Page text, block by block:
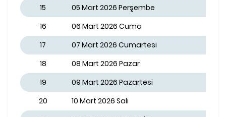
15
05 Mart 2026 Perşembe
16
06 Mart 2026 Cuma
17
07 Mart 2026 Cumartesi
18
08 Mart 2026 Pazar
19
09 Mart 2026 Pazartesi
20
10 Mart 2026 Salı